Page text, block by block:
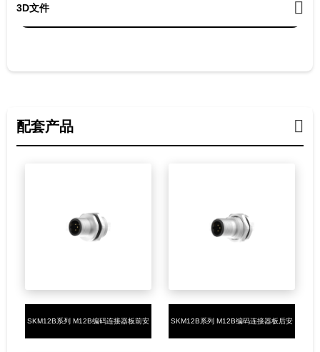
3D文件
配套产品
SKM12B系列 M12B编码连接器板前安 SKM12B系列 M12B编码连接器板后安